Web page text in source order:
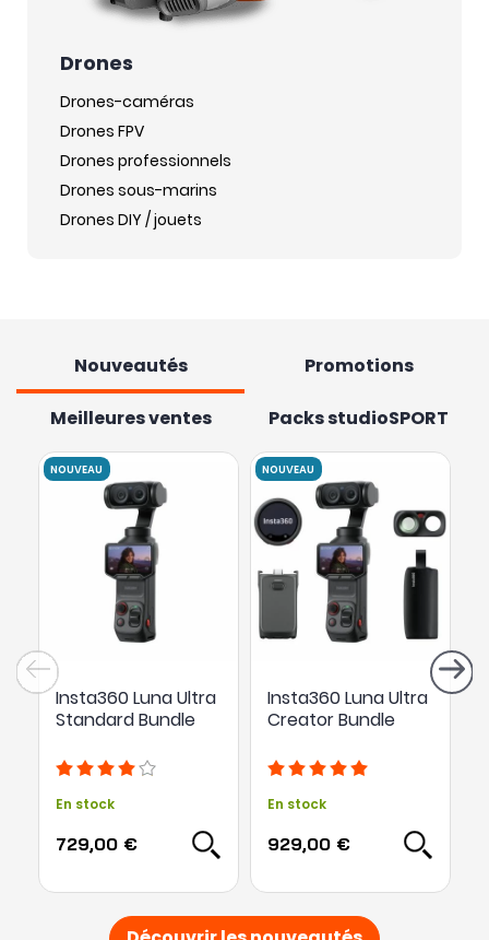
Drones
Drones-caméras
Drones FPV
Drones professionnels
Drones sous-marins
Drones DIY / jouets
Nouveautés
Promotions
Meilleures ventes
Packs studioSPORT
Insta360 Luna Ultra
Standard Bundle
En stock
729,00 €
Insta360 Luna Ultra
Creator Bundle
En stock
929,00 €